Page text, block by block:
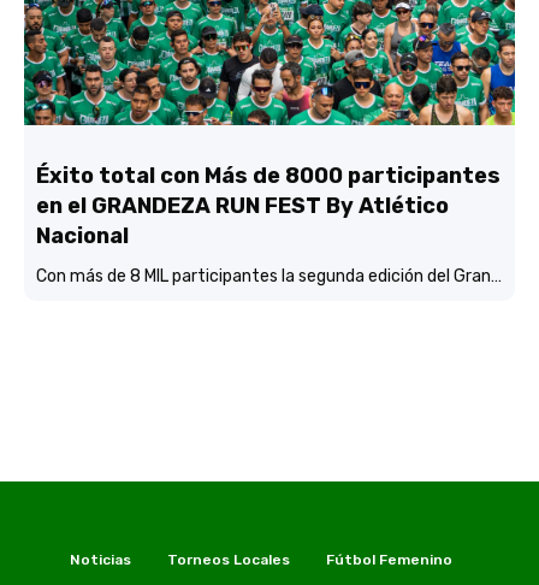
Éxito total con Más de 8000 participantes
en el GRANDEZA RUN FEST By Atlético
Nacional
Con más de 8 MIL participantes la segunda edición del Grandeza Run Fest fue más que un éxito total.
Noticias Torneos Locales Fútbol Femenino